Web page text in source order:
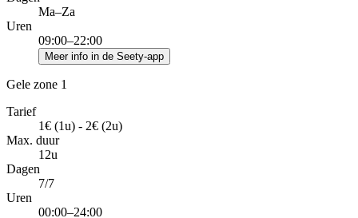
Ma–Za
Uren
09:00–22:00
Meer info in de Seety-app
Gele zone 1
Tarief
1€ (1u) - 2€ (2u)
Max. duur
12u
Dagen
7/7
Uren
00:00–24:00